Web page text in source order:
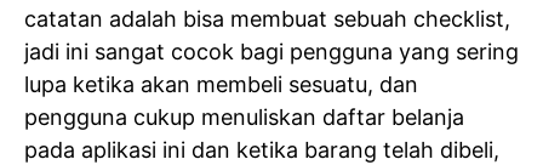
catatan adalah bisa membuat sebuah checklist,
jadi ini sangat cocok bagi pengguna yang sering
lupa ketika akan membeli sesuatu, dan
pengguna cukup menuliskan daftar belanja
pada aplikasi ini dan ketika barang telah dibeli,